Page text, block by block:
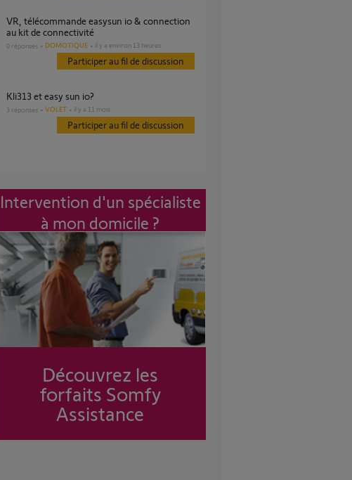
VR, télécommande easysun io & connection
au kit de connectivité
0 réponses DOMOTIQUE il y a environ 13 heures
Participer au fil de discussion
Kli313 et easy sun io?
3 réponses VOLET il y a 11 mois
Participer au fil de discussion
Intervention d'un spécialiste
à mon domicile ?
Découvrez les
forfaits Somfy
Assistance